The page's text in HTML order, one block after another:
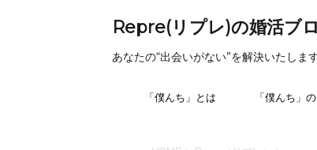
Repre(リプレ)の婚活ブ
あなたの“出会いがない”を解決いたしま
「僕んち」とは 「僕んち」